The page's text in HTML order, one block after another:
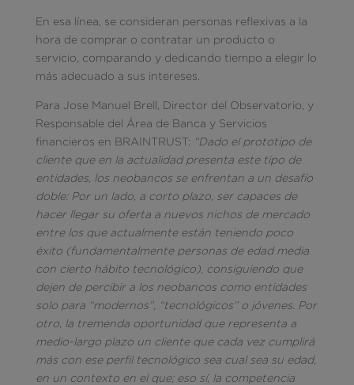
En esa línea, se consideran personas reflexivas a la
hora de comprar o contratar un producto o
servicio, comparando y dedicando tiempo a elegir lo
más adecuado a sus intereses.
Para Jose Manuel Brell, Director del Observatorio, y
Responsable del Área de Banca y Servicios
financieros en BRAINTRUST: “Dado el prototipo de
cliente que en la actualidad presenta este tipo de
entidades, los neobancos se enfrentan a un desafío
doble: Por un lado, a corto plazo, ser capaces de
hacer llegar su oferta a nuevos nichos de mercado
entre los que actualmente están teniendo poco
éxito (fundamentalmente personas de edad media
con cierto hábito tecnológico), consiguiendo que
dejen de percibir a los neobancos como entidades
solo para “modernos”, “tecnológicos” o jóvenes. Por
otro, la tremenda oportunidad que representa a
medio-largo plazo un cliente que cada vez cumplirá
más con ese perfil tecnológico sea cual sea su edad,
en un contexto en el que; eso sí, la competencia